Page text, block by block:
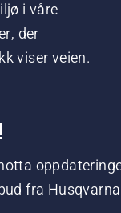
i våre
der
viser veien.
fra